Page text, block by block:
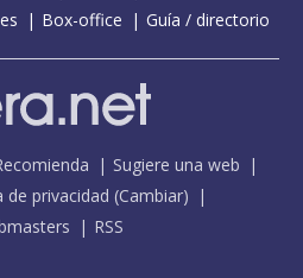
Box-office Guía / directorio
Sugiere una web
de privacidad (Cambiar)
RSS